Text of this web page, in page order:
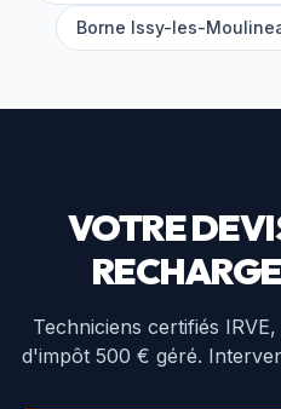
Borne Issy-les-
VOTRE
Techniciens certifiés
d'impôt 500 € géré.